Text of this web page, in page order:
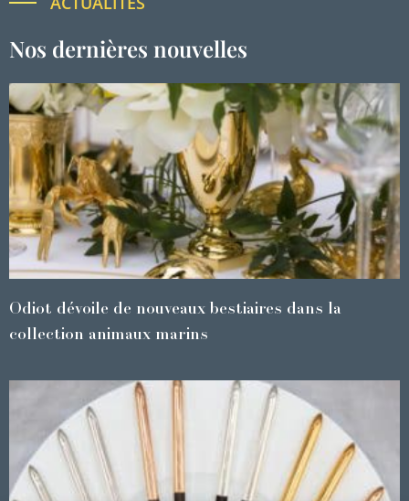
Nos dernières nouvelles
Odiot dévoile de nouveaux bestiaires dans la
collection animaux marins